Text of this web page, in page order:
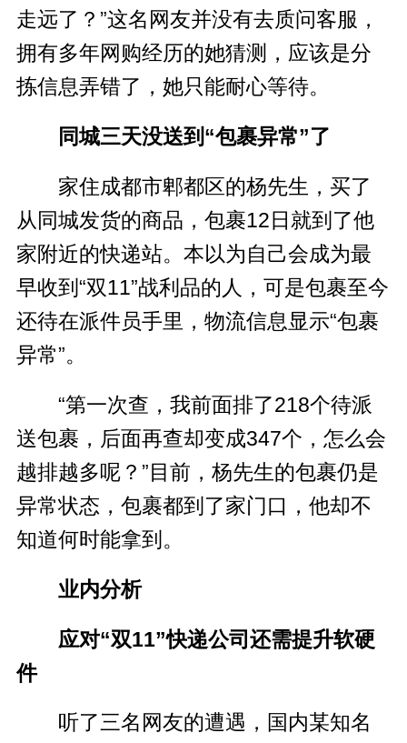
走远了？”这名网友并没有去质问客服，
拥有多年网购经历的她猜测，应该是分
拣信息弄错了，她只能耐心等待。
同城三天没送到“包裹异常”了
家住成都市郫都区的杨先生，买了
从同城发货的商品，包裹12日就到了他
家附近的快递站。本以为自己会成为最
早收到“双11”战利品的人，可是包裹至今
还待在派件员手里，物流信息显示“包裹
异常”。
“第一次查，我前面排了218个待派
送包裹，后面再查却变成347个，怎么会
越排越多呢？”目前，杨先生的包裹仍是
异常状态，包裹都到了家门口，他却不
知道何时能拿到。
业内分析
应对“双11”快递公司还需提升软硬
件
听了三名网友的遭遇，国内某知名